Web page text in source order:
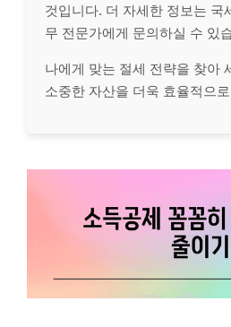
것입니다. 더 자세한 정보는 국
무 전문가에게 문의하실 수 있
나에게 맞는 절세 전략을 찾아
소중한 자산을 더욱 효율적으